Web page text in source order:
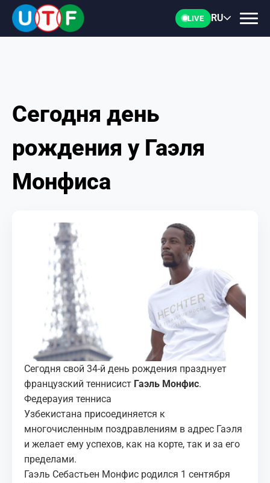
LIVE RU
ГЛАВНАЯ
ФТУ
НОВОСТИ
ПЕРСОНАЛИИ
МЕДИА
КОРТЫ
КОНТАКТЫ
UZ-PIN
Сегодня день
рождения у Гаэля
Монфиса
Сегодня свой 34-й день рождения празднует
французский теннисист Гаэль Монфис.
Федерауия тенниса
Узбекистана присоединяется к
многочисленным поздравлениям в адрес Гаэля
и желает ему успехов, как на корте, так и за его
пределами.
Гаэль Себастьен Монфис родился 1 сентября